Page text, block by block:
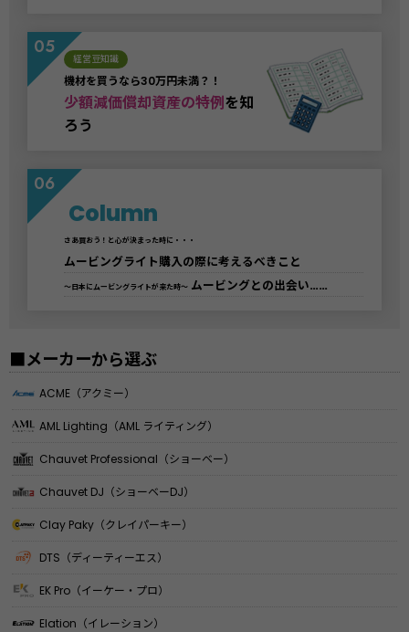
経営豆知識
機材を買うなら30万円未満？！
少額減価償却資産の特例を知
ろう
Column
さあ買おう！と心が決まった時に・・・
ムービングライト購入の際に考えるべきこと
〜日本にムービングライトが来た時〜 ムービングとの出会い……
■メーカーから選ぶ
ACME（アクミー）
AML Lighting（AML ライティング）
Chauvet Professional（ショーベー）
Chauvet DJ（ショーベーDJ）
Clay Paky（クレイパーキー）
DTS（ディーティーエス）
EK Pro（イーケー・プロ）
Elation（イレーション）